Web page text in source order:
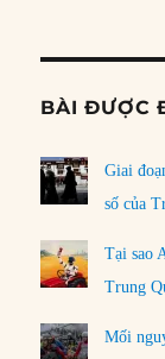
BÀI ĐƯỢC
Giai
số của
Tại sao
Trung
Mối